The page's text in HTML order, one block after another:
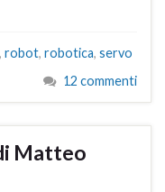
, robot, robotica, servo
12 commenti
Matteo